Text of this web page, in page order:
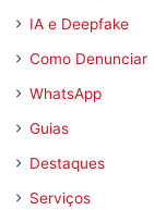
IA e Deepfake
Como Denunciar
WhatsApp
Guias
Destaques
Serviços